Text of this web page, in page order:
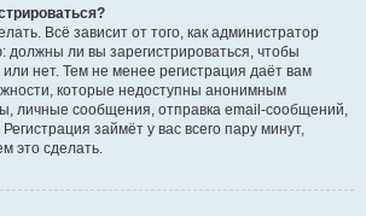
Всё зависит от того, как администратор
ли вы зарегистрироваться, чтобы
нет. Тем не менее регистрация даёт вам
которые недоступны анонимным
личные сообщения, отправка email-сообщений,
Регистрация займёт у вас всего пару минут,
это сделать.